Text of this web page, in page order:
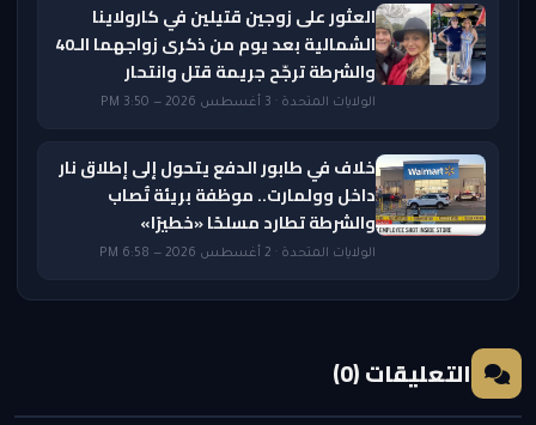
العثور على زوجين قتيلين في كارولاينا
الشمالية بعد يوم من ذكرى زواجهما الـ40
والشرطة ترجّح جريمة قتل وانتحار
الولايات المتحدة · 3 أغسطس 2026 — 3:50 PM
خلاف في طابور الدفع يتحول إلى إطلاق نار
داخل وولمارت.. موظفة بريئة تُصاب
والشرطة تطارد مسلحًا «خطيرًا»
الولايات المتحدة · 2 أغسطس 2026 — 6:58 PM
التعليقات (0)